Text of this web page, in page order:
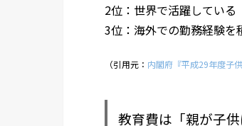
2位：世界で活躍している
3位：海外での勤務経験を
（引用元： 内閣府『平成29年度子
教育費は「親が子